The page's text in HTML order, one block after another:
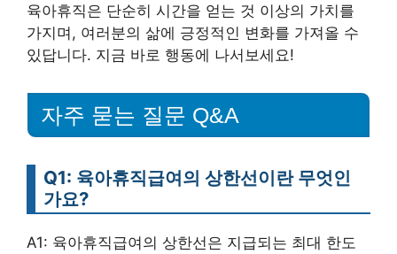
육아휴직은 단순히 시간을 얻는 것 이상의 가치를
가지며, 여러분의 삶에 긍정적인 변화를 가져올 수
있답니다. 지금 바로 행동에 나서보세요!
자주 묻는 질문 Q&A
Q1: 육아휴직급여의 상한선이란 무엇인
가요?
A1: 육아휴직급여의 상한선은 지급되는 최대 한도